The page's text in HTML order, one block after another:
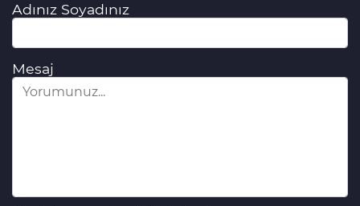
hazırlıklarını tamamladı
Adınız Soyadınız
Mesaj